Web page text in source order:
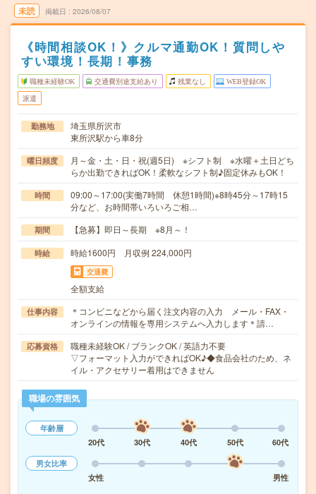
未読 掲載日 2026/08/07
《時間相談OK！》クルマ通勤OK！質問しや
すい環境！長期！事務
職種未経験OK 交通費別途支給あり 残業なし WEB登録OK
派遣
勤務地
埼玉県所沢市
東所沢駅から車8分
曜日頻度
月～金・土・日・祝(週5日) ※シフト制 ※水曜＋土日どち
らか出勤できればOK！柔軟なシフト制♪固定休みもOK！
時間
09:00～17:00(実働7時間 休憩1時間)※8時45分～17時15
分など、お時間帯いろいろご相…
期間 【急募】即日～長期 ※8月～！
時給 時給1600円 月収例 224,000円
交通費
全額支給
仕事内容
＊コンビニなどから届く注文内容の入力 メール・FAX・
オンラインの情報を専用システムへ入力します＊請…
応募資格
職種未経験OK / ブランクOK / 英語力不要
▽フォーマット入力ができればOK♪◆食品会社のため、ネ
イル・アクセサリー着用はできません
職場の雰囲気
年齢層
20代
30代 40代 50代
60代
男女比率
女性
男性